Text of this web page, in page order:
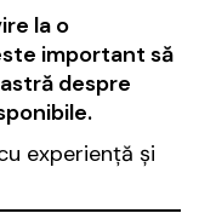
la o
important să
despre
experiență și